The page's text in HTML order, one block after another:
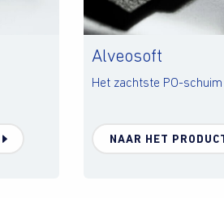
Alveosoft
Het zachtste PO-
NAAR HET